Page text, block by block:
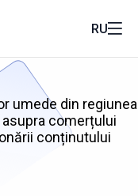
RU
umede din regiunea
comerțului
conținutului